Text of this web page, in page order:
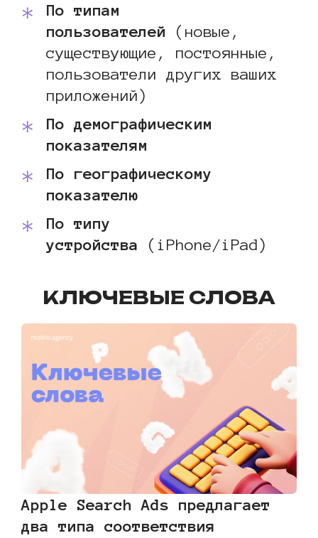
По типам
пользователей (новые,
существующие, постоянные,
пользователи других ваших
приложений)
По демографическим
показателям
По географическому
показателю
По типу
устройства (iPhone/iPad)
КЛЮЧЕВЫЕ СЛОВА
Apple Search Ads предлагает
два типа соответствия